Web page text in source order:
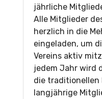
jährliche
Alle Mitglieder
herzlich in die
eingeladen, um
Vereins aktiv
jedem Jahr wird
die
langjährige